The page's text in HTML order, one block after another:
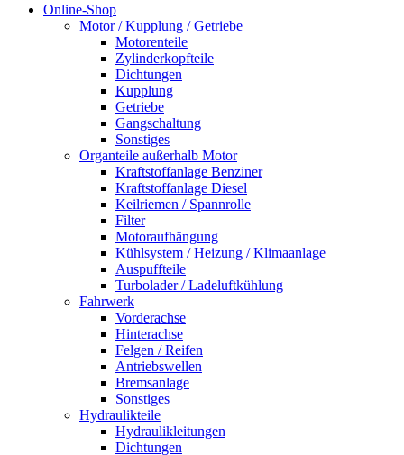
Online-Shop
Motor / Kupplung / Getriebe
Motorenteile
Zylinderkopfteile
Dichtungen
Kupplung
Getriebe
Gangschaltung
Sonstiges
Organteile außerhalb Motor
Kraftstoffanlage Benziner
Kraftstoffanlage Diesel
Keilriemen / Spannrolle
Filter
Motoraufhängung
Kühlsystem / Heizung / Klimaanlage
Auspuffteile
Turbolader / Ladeluftkühlung
Fahrwerk
Vorderachse
Hinterachse
Felgen / Reifen
Antriebswellen
Bremsanlage
Sonstiges
Hydraulikteile
Hydraulikleitungen
Dichtungen